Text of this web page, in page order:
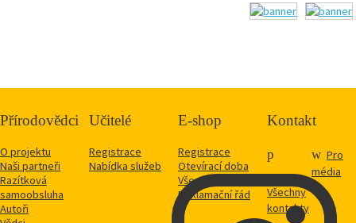
Přírodovědci
O projektu
Naši partneři
Razítková
samoobsluha
Autoři
Učitelé
Registrace
Nabídka služeb
E-shop
Registrace
Otevírací doba
Vše o nákupu
Reklamační řád
Kontakt
Všechny
kontakty
Pro
média